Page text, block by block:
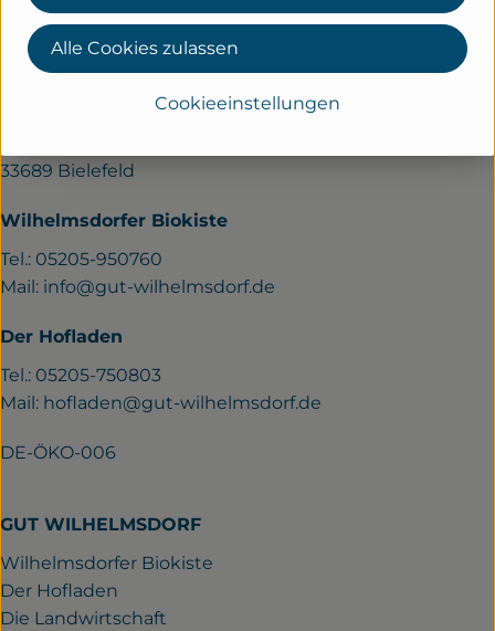
Deutschland
KONTAKT
33689 Bielefeld
Wilhelmsdorfer Biokiste
Tel.: 05205-950760
Mail: info@gut-wilhelmsdorf.de
Der Hofladen
Tel.: 05205-750803
Mail: hofladen@gut-wilhelmsdorf.de
DE-ÖKO-006
GUT WILHELMSDORF
Wilhelmsdorfer Biokiste
Der Hofladen
Die Landwirtschaft
Cookieeinstellungen
Alle Cookies zulassen